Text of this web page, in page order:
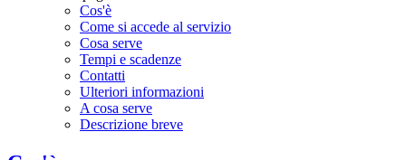
Cos'è
Come si accede al servizio
Cosa serve
Tempi e scadenze
Contatti
Ulteriori informazioni
A cosa serve
Descrizione breve